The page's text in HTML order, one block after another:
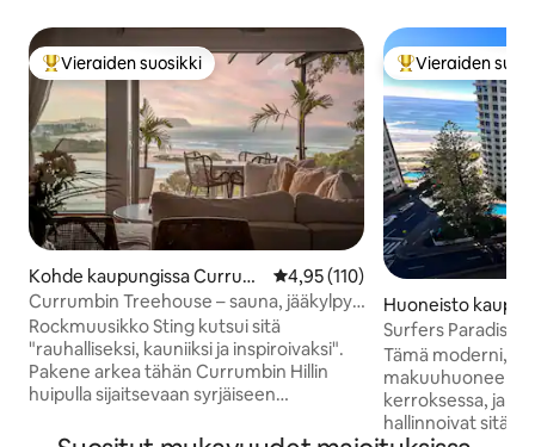
Vieraiden suosikkien parhaimmistoa
Vieraiden suosikki
Kohde kaupungissa Currum
bin
Keskimääräinen arvio 4,95/5,
4,95 (110)
Currumbin Treehouse – sauna, jääkylpy,
kellunta, uima-allas
Rockmuusikko Sting kutsui sitä
"rauhalliseksi, kauniiksi ja inspiroivaksi".
Pakene arkea tähän Currumbin Hillin
huipulla sijaitsevaan syrjäiseen
meri- ja sisämaanäkymät. Tämä
Vieraiden
Vieraiden
Huoneisto
fers Paradise
Surfers Paradise
auringonlaskuun,
puisto ja uima-
Tämä moderni,
makuuhuoneen
kerroksessa, ja
hallinnoivat sitä.